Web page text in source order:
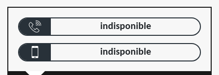
indisponible
indisponible